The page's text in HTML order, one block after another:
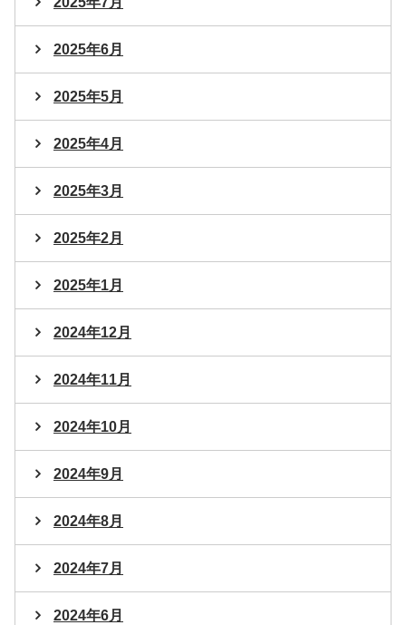
2025年6月
2025年5月
2025年4月
2025年3月
2025年2月
2025年1月
2024年12月
2024年11月
2024年10月
2024年9月
2024年8月
2024年7月
2024年6月